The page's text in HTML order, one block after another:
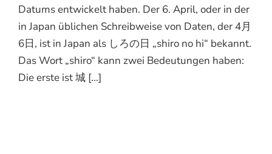
Datums entwickelt haben. Der 6. April, oder in der
in Japan üblichen Schreibweise von Daten, der 4月
6日, ist in Japan als しろの日 „shiro no hi“ bekannt.
Das Wort „shiro“ kann zwei Bedeutungen haben:
Die erste ist 城 [...]